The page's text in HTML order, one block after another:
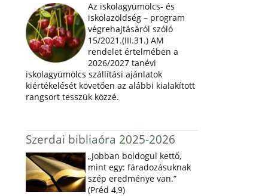
Az iskolagyümölcs- és
iskolazöldség – program
végrehajtásáról szóló
15/2021.(III.31.) AM
rendelet értelmében a
2026/2027 tanévi
iskolagyümölcs szállítási ajánlatok
kiértékelését követően az alábbi kialakított
rangsort tesszük közzé.
Szerdai bibliaóra 2025-2026
„Jobban boldogul kettő,
mint egy: fáradozásuknak
szép eredménye van.”
(Préd 4,9)